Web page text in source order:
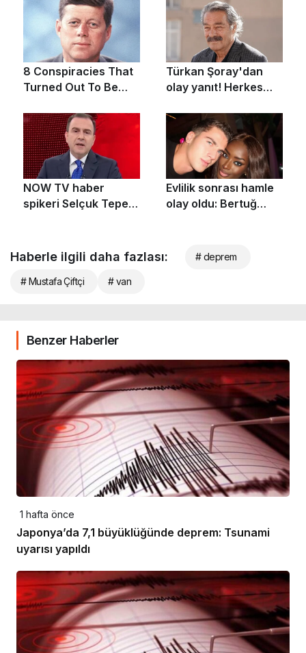
Haberle ilgili daha fazlası: # deprem
# Mustafa Çiftçi # van
Benzer Haberler
1 hafta önce
Japonya’da 7,1 büyüklüğünde deprem: Tsunami
uyarısı yapıldı